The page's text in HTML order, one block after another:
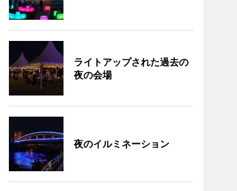
ライトアップされた過去の
夜の会場
夜のイルミネーション